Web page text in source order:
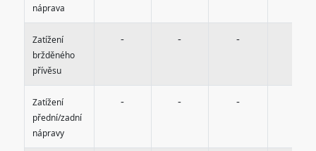
náprava
Zatížení
bržděného
přívěsu
- - -
Zatížení
přední/zadní
nápravy
- - -